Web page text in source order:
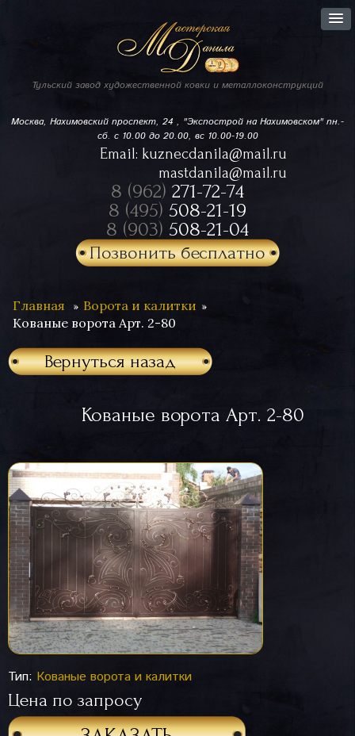
Тульский завод художественной ковки и металлоконструкций
Москва, Нахимовский проспект, 24 , "Экспострой на Нахимовском"пн.-
сб. с 10.00 до 20.00, вс 10.00-19.00
Email: kuznecdanila@mail.ru
mastdanila@mail.ru
8 (962) 271-72-74
8 (495) 508-21-19
8 (903) 508-21-04
Позвонить бесплатно
Главная
Ворота и калитки
Кованые ворота Арт. 2-80
Вернуться назад
Кованые ворота Арт. 2-80
Тип: Кованые ворота и калитки
Цена по запросу